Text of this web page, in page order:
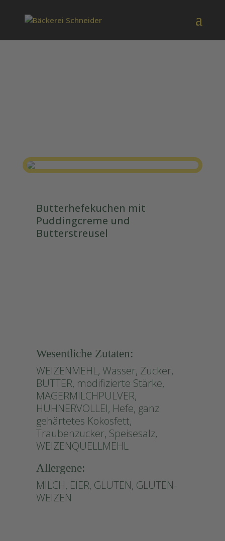
Butterhefekuchen mit
Puddingcreme und
Butterstreusel
Wesentliche Zutaten:
WEIZENMEHL, Wasser, Zucker,
BUTTER, modifizierte Stärke,
MAGERMILCHPULVER,
HÜHNERVOLLEI, Hefe, ganz
gehärtetes Kokosfett,
Traubenzucker, Speisesalz,
WEIZENQUELLMEHL
Allergene:
MILCH, EIER, GLUTEN, GLUTEN-
WEIZEN